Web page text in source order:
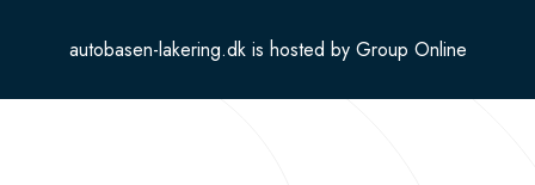
autobasen-lakering.dk is hosted by Group Online